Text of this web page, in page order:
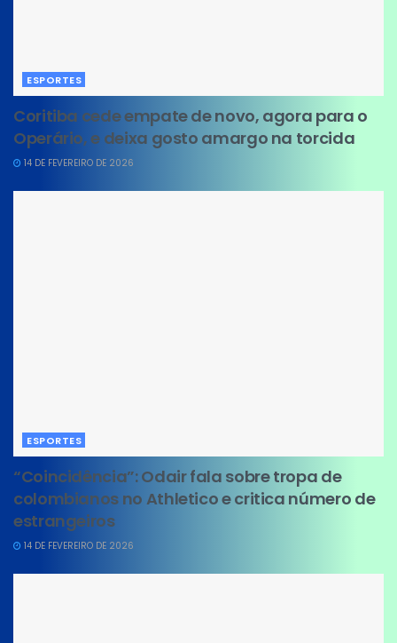
ESPORTES
Coritiba cede empate de novo, agora para o
Operário, e deixa gosto amargo na torcida
14 DE FEVEREIRO DE 2026
ESPORTES
“Coincidência”: Odair fala sobre tropa de
colombianos no Athletico e critica número de
estrangeiros
14 DE FEVEREIRO DE 2026